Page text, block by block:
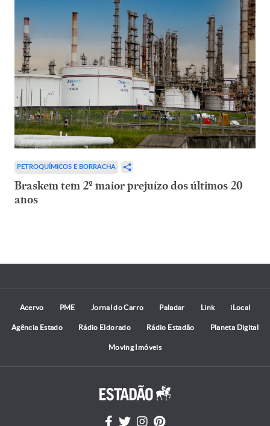
PETROQUÍMICOS E BORRACHA
Braskem tem 2º maior prejuízo dos últimos 20
anos
Acervo PME Jornal do Carro Paladar Link iLocal
Agência Estado Rádio Eldorado Rádio Estadão Planeta Digital
Moving Imóveis